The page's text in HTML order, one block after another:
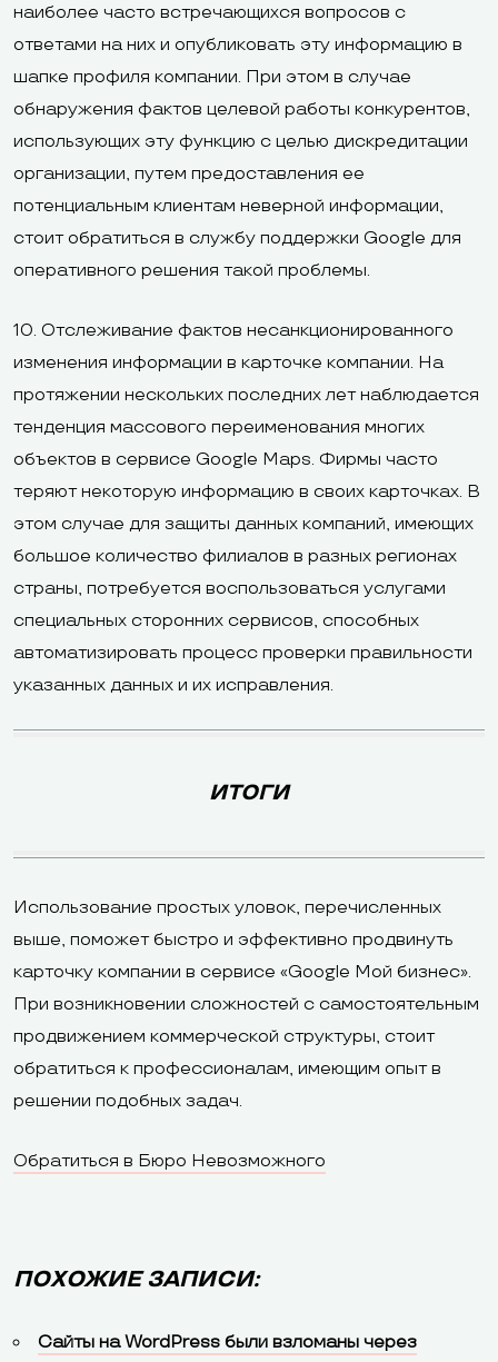
наиболее часто встречающихся вопросов с
ответами на них и опубликовать эту информацию в
шапке профиля компании. При этом в случае
обнаружения фактов целевой работы конкурентов,
использующих эту функцию с целью дискредитации
организации, путем предоставления ее
потенциальным клиентам неверной информации,
стоит обратиться в службу поддержки Google для
оперативного решения такой проблемы.
10. Отслеживание фактов несанкционированного
изменения информации в карточке компании. На
протяжении нескольких последних лет наблюдается
тенденция массового переименования многих
объектов в сервисе Google Maps. Фирмы часто
теряют некоторую информацию в своих карточках. В
этом случае для защиты данных компаний, имеющих
большое количество филиалов в разных регионах
страны, потребуется воспользоваться услугами
специальных сторонних сервисов, способных
автоматизировать процесс проверки правильности
указанных данных и их исправления.
ИТОГИ
Использование простых уловок, перечисленных
выше, поможет быстро и эффективно продвинуть
карточку компании в сервисе «Google Мой бизнес».
При возникновении сложностей с самостоятельным
продвижением коммерческой структуры, стоит
обратиться к профессионалам, имеющим опыт в
решении подобных задач.
Обратиться в Бюро Невозможного
ПОХОЖИЕ ЗАПИСИ:
Сайты на WordPress были взломаны через